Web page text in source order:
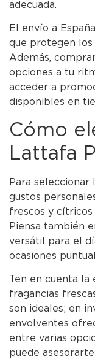
adecuada.
El envío a
que protegen
Además,
opciones a tu
acceder a
disponibles en
Cómo
Lattafa
Para seleccionar
gustos
frescos y cítricos
Piensa también
versátil para el
ocasiones
Ten en cuenta la
fragancias
son ideales; en
envolventes
entre varias
puede